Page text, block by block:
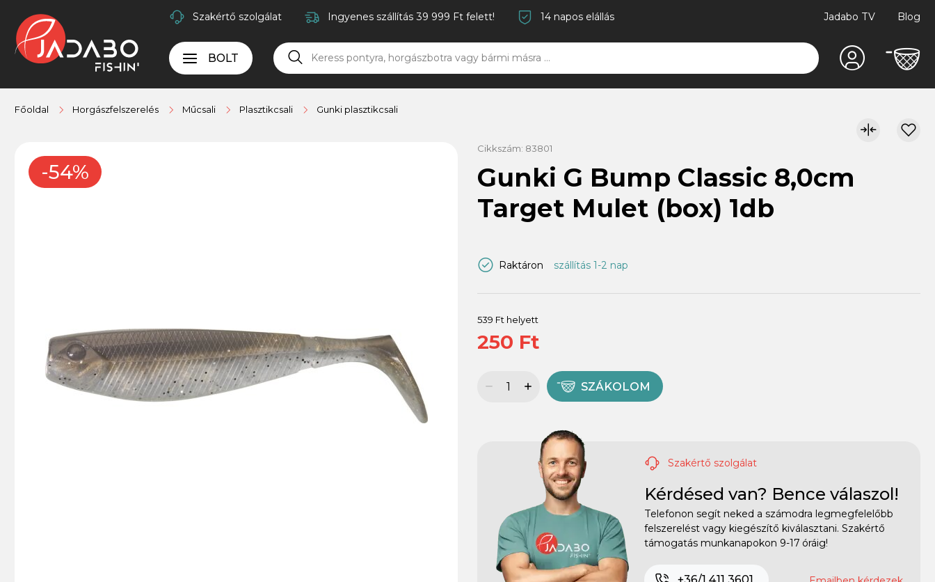
Szakértő szolgálat Ingyenes szállítás 39 999 Ft felett! 14 napos elállás Jadabo TV Blog
BOLT
Főoldal Horgászfelszerelés Műcsali Plasztikcsali Gunki plasztikcsali
-54%
Cikkszám: 83801
Gunki G Bump Classic 8,0cm
Target Mulet (box) 1db
Raktáron szállítás 1-2 nap
539 Ft helyett
250 Ft
SZÁKOLOM
Szakértő szolgálat
Kérdésed van? Bence válaszol!
Telefonon segít neked a számodra legmegfelelőbb
felszerelést vagy kiegészítő kiválasztani. Szakértő
támogatás munkanapokon 9-17 óráig!